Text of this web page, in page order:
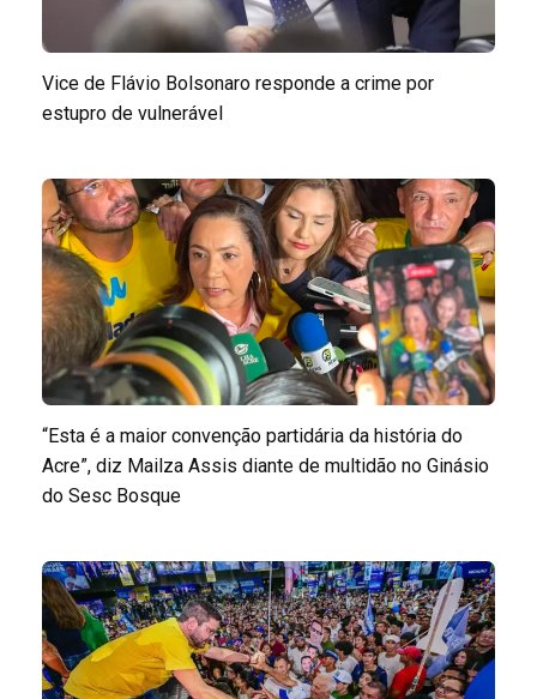
Vice de Flávio Bolsonaro responde a crime por
estupro de vulnerável
“Esta é a maior convenção partidária da história do
Acre”, diz Mailza Assis diante de multidão no Ginásio
do Sesc Bosque